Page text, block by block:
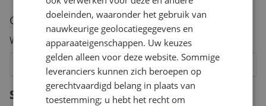
Specificaties
Cijfer
Welk cijfer geef jij dit product?
9
8
7
6
5
4
3
2
Vraag 1 van 4
doeleinden, waaronder het gebruik van
nauwkeurige geolocatiegegevens en
apparaateigenschappen. Uw keuzes
gelden alleen voor deze website. Sommige
leveranciers kunnen zich beroepen op
gerechtvaardigd belang in plaats van
toestemming; u hebt het recht om